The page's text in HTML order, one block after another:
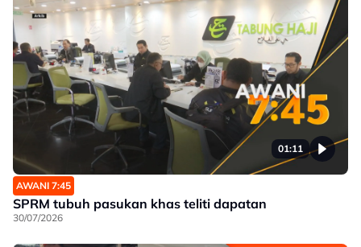
01:11
AWANI 7:45
SPRM tubuh pasukan khas teliti dapatan
30/07/2026